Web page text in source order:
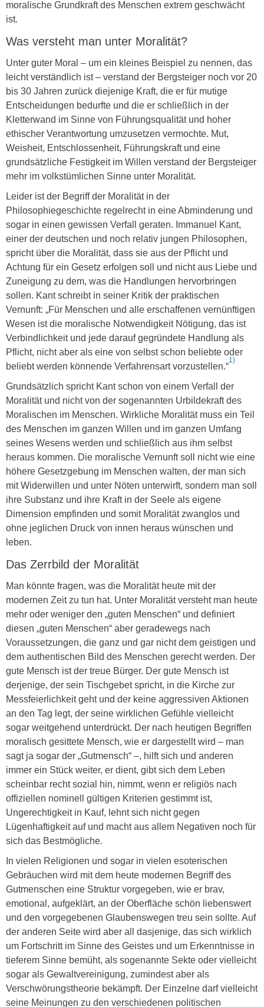
moralische Grundkraft des Menschen extrem geschwächt
ist.
Was versteht man unter Moralität?
Unter guter Moral – um ein kleines Beispiel zu nennen, das
leicht verständlich ist – verstand der Bergsteiger noch vor 20
bis 30 Jahren zurück diejenige Kraft, die er für mutige
Entscheidungen bedurfte und die er schließlich in der
Kletterwand im Sinne von Führungsqualität und hoher
ethischer Verantwortung umzusetzen vermochte. Mut,
Weisheit, Entschlossenheit, Führungskraft und eine
grundsätzliche Festigkeit im Willen verstand der Bergsteiger
mehr im volkstümlichen Sinne unter Moralität.
Leider ist der Begriff der Moralität in der
Philosophiegeschichte regelrecht in eine Abminderung und
sogar in einen gewissen Verfall geraten. Immanuel Kant,
einer der deutschen und noch relativ jungen Philosophen,
spricht über die Moralität, dass sie aus der Pflicht und
Achtung für ein Gesetz erfolgen soll und nicht aus Liebe und
Zuneigung zu dem, was die Handlungen hervorbringen
sollen. Kant schreibt in seiner Kritik der praktischen
Vernunft: „Für Menschen und alle erschaffenen vernünftigen
Wesen ist die moralische Notwendigkeit Nötigung, das ist
Verbindlichkeit und jede darauf gegründete Handlung als
Pflicht, nicht aber als eine von selbst schon beliebte oder
beliebt werden könnende Verfahrensart vorzustellen.“
1)
Grundsätzlich spricht Kant schon von einem Verfall der
Moralität und nicht von der sogenannten Urbildekraft des
Moralischen im Menschen. Wirkliche Moralität muss ein Teil
des Menschen im ganzen Willen und im ganzen Umfang
seines Wesens werden und schließlich aus ihm selbst
heraus kommen. Die moralische Vernunft soll nicht wie eine
höhere Gesetzgebung im Menschen walten, der man sich
mit Widerwillen und unter Nöten unterwirft, sondern man soll
ihre Substanz und ihre Kraft in der Seele als eigene
Dimension empfinden und somit Moralität zwanglos und
ohne jeglichen Druck von innen heraus wünschen und
leben.
Das Zerrbild der Moralität
Man könnte fragen, was die Moralität heute mit der
modernen Zeit zu tun hat. Unter Moralität versteht man heute
mehr oder weniger den „guten Menschen“ und definiert
diesen „guten Menschen“ aber geradewegs nach
Voraussetzungen, die ganz und gar nicht dem geistigen und
dem authentischen Bild des Menschen gerecht werden. Der
gute Mensch ist der treue Bürger. Der gute Mensch ist
derjenige, der sein Tischgebet spricht, in die Kirche zur
Messfeierlichkeit geht und der keine aggressiven Aktionen
an den Tag legt, der seine wirklichen Gefühle vielleicht
sogar weitgehend unterdrückt. Der nach heutigen Begriffen
moralisch gesittete Mensch, wie er dargestellt wird – man
sagt ja sogar der „Gutmensch“ –, hilft sich und anderen
immer ein Stück weiter, er dient, gibt sich dem Leben
scheinbar recht sozial hin, nimmt, wenn er religiös nach
offiziellen nominell gültigen Kriterien gestimmt ist,
Ungerechtigkeit in Kauf, lehnt sich nicht gegen
Lügenhaftigkeit auf und macht aus allem Negativen noch für
sich das Bestmögliche.
In vielen Religionen und sogar in vielen esoterischen
Gebräuchen wird mit dem heute modernen Begriff des
Gutmenschen eine Struktur vorgegeben, wie er brav,
emotional, aufgeklärt, an der Oberfläche schön liebenswert
und den vorgegebenen Glaubenswegen treu sein sollte. Auf
der anderen Seite wird aber all dasjenige, das sich wirklich
um Fortschritt im Sinne des Geistes und um Erkenntnisse in
tieferem Sinne bemüht, als sogenannte Sekte oder vielleicht
sogar als Gewaltvereinigung, zumindest aber als
Verschwörungstheorie bekämpft. Der Einzelne darf vielleicht
seine Meinungen zu den verschiedenen politischen